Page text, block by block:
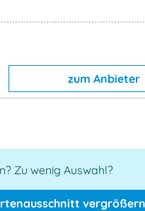
zum Anbieter
Zu wenig Auswahl?
vergrößern